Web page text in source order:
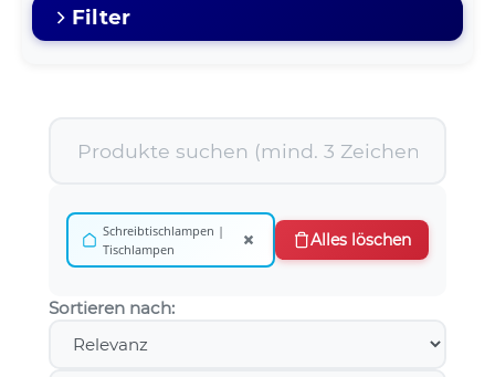
Filter
Schreibtischlampen |
Tischlampen
× Alles löschen
Sortieren nach: